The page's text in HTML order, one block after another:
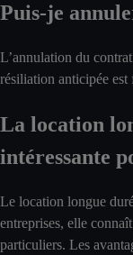
Puis-je
L’annulation du
résiliation anticipée est
La location
intéressante
Le location longue
entreprises, elle
particuliers. Les